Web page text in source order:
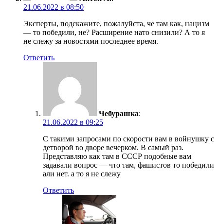
21.06.2022 в 08:50
Эксперты, подскажите, пожалуйста, че там как, нацизм
— то победили, не? Расширение нато снизили? А то я
не слежу за новостями последнее время.
Ответить
Чебурашка:
21.06.2022 в 09:25
С такими запросами по скорости вам в войнушку с
детворой во дворе вечерком. В самый раз.
Представляю как там в СССР подобные вам
задавали вопрос — что там, фашистов то победили
али нет. а то я не слежу
Ответить